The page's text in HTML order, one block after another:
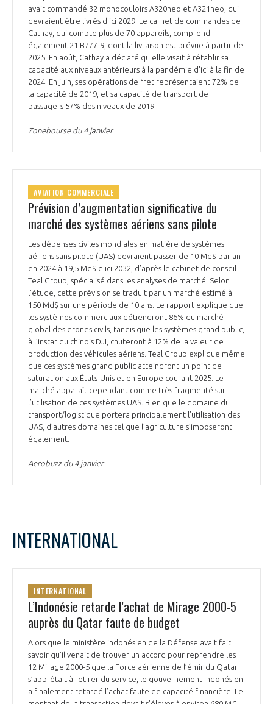
avait commandé 32 monocouloirs A320neo et A321neo, qui
devraient être livrés d'ici 2029. Le carnet de commandes de
Cathay, qui compte plus de 70 appareils, comprend
également 21 B777-9, dont la livraison est prévue à partir de
2025. En août, Cathay a déclaré qu'elle visait à rétablir sa
capacité aux niveaux antérieurs à la pandémie d'ici à la fin de
2024. En juin, ses opérations de fret représentaient 72% de
la capacité de 2019, et sa capacité de transport de
passagers 57% des niveaux de 2019.
Zonebourse du 4 janvier
AVIATION COMMERCIALE
Prévision d’augmentation significative du
marché des systèmes aériens sans pilote
Les dépenses civiles mondiales en matière de systèmes
aériens sans pilote (UAS) devraient passer de 10 Md$ par an
en 2024 à 19,5 Md$ d'ici 2032, d’après le cabinet de conseil
Teal Group, spécialisé dans les analyses de marché. Selon
l’étude, cette prévision se traduit par un marché estimé à
150 Md$ sur une période de 10 ans. Le rapport explique que
les systèmes commerciaux détiendront 86% du marché
global des drones civils, tandis que les systèmes grand public,
à l’instar du chinois DJI, chuteront à 12% de la valeur de
production des véhicules aériens. Teal Group explique même
que ces systèmes grand public atteindront un point de
saturation aux États-Unis et en Europe courant 2025. Le
marché apparaît cependant comme très fragmenté sur
l’utilisation de ces systèmes UAS. Bien que le domaine du
transport/logistique portera principalement l’utilisation des
UAS, d’autres domaines tel que l’agriculture s’imposeront
également.
Aerobuzz du 4 janvier
INTERNATIONAL
INTERNATIONAL
L’Indonésie retarde l’achat de Mirage 2000-5
auprès du Qatar faute de budget
Alors que le ministère indonésien de la Défense avait fait
savoir qu’il venait de trouver un accord pour reprendre les
12 Mirage 2000-5 que la Force aérienne de l’émir du Qatar
s’apprêtait à retirer du service, le gouvernement indonésien
a finalement retardé l’achat faute de capacité financière. Le